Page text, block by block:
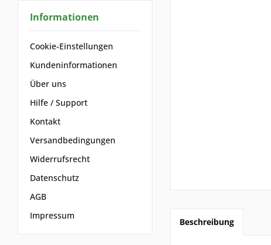
Informationen
Cookie-Einstellungen
Kundeninformationen
Über uns
Hilfe / Support
Kontakt
Versandbedingungen
Widerrufsrecht
Datenschutz
AGB
Impressum
Beschreibung